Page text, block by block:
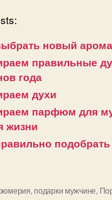
новый
правильные
года
духи
парфюм для
жизни
, подарки мужчине,